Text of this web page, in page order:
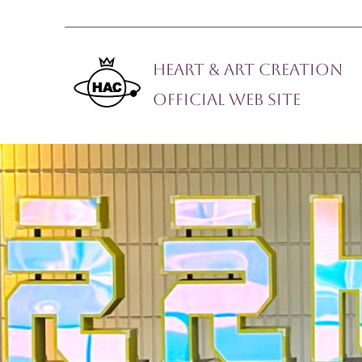
Heart & Art Creation
Official Web Site